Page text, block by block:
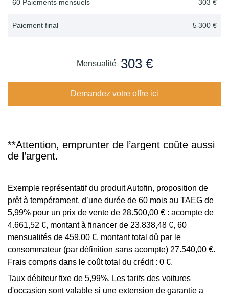
60 Paiements mensuels 303 €
Paiement final 5 300 €
Mensualité 303 €
Demandez votre offre ici
**Attention, emprunter de l’argent coûte aussi
de l’argent.
Exemple représentatif du produit Autofin, proposition de
prêt à tempérament, d’une durée de 60 mois au TAEG de
5,99% pour un prix de vente de 28.500,00 € : acompte de
4.661,52 €, montant à financer de 23.838,48 €, 60
mensualités de 459,00 €, montant total dû par le
consommateur (par définition sans acompte) 27.540,00 €.
Frais compris dans le coût total du crédit : 0 €.
Taux débiteur fixe de 5,99%. Les tarifs des voitures
d'occasion sont valable si une extension de garantie a